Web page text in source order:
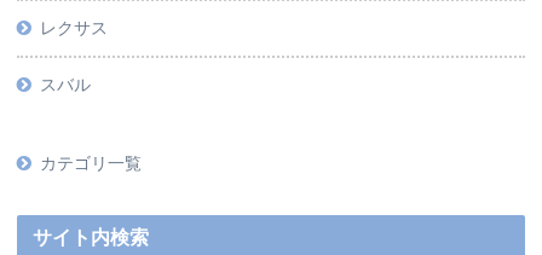
レクサス
スバル
カテゴリ一覧
サイト内検索